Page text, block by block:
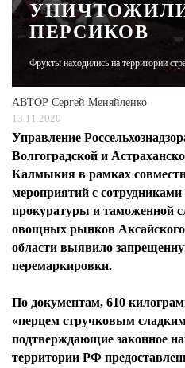
УНИЧТОЖИЛИ
ПЕРСИКОВ
Фрукты находились на территории
АВТОР Сергей Меняйленко
13.11.2020
Управление
Волгоградской и
Калмыкия в рамках
мероприятий с сотрудниками
прокуратуры и таможенной
овощных рынков Аксайского
области выявило
перемаркировки.
По документам, 610
«перцем стручковым
подтверждающие законное
территории РФ